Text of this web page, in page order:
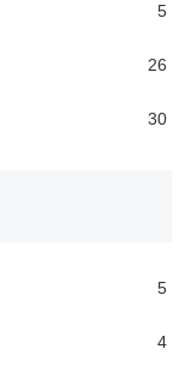
5
26
30
5
4